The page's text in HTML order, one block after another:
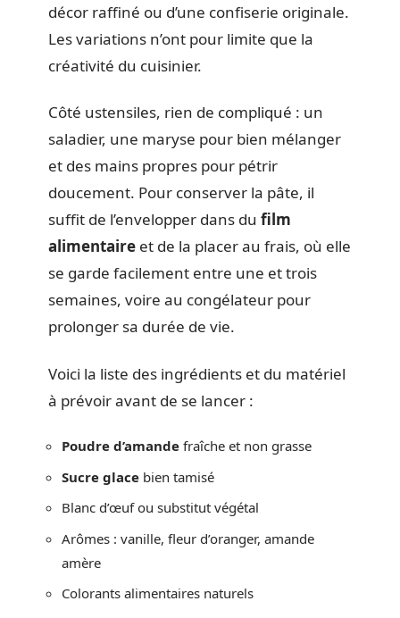
décor raffiné ou d’une confiserie originale.
Les variations n’ont pour limite que la
créativité du cuisinier.
Côté ustensiles, rien de compliqué : un
saladier, une maryse pour bien mélanger
et des mains propres pour pétrir
doucement. Pour conserver la pâte, il
suffit de l’envelopper dans du film
alimentaire et de la placer au frais, où elle
se garde facilement entre une et trois
semaines, voire au congélateur pour
prolonger sa durée de vie.
Voici la liste des ingrédients et du matériel
à prévoir avant de se lancer :
Poudre d’amande fraîche et non grasse
Sucre glace bien tamisé
Blanc d’œuf ou substitut végétal
Arômes : vanille, fleur d’oranger, amande
amère
Colorants alimentaires naturels